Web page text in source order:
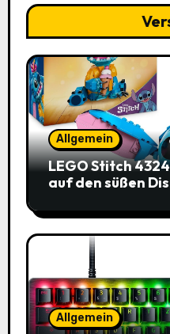
Allgemein
LEGO Stitch
auf den süßen
Allgemein